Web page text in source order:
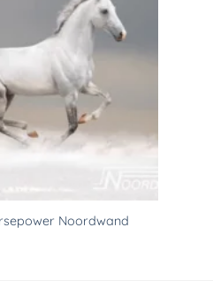
aan
verlanglijst
Noordwand